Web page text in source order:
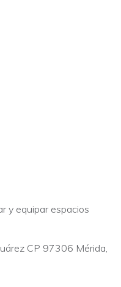
y equipar espacios
CP 97306 Mérida,